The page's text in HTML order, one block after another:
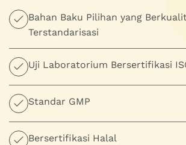
Bahan Baku Pilihan yang
Terstandarisasi
Uji Laboratorium Bersertifikasi
Standar GMP
Bersertifikasi Halal